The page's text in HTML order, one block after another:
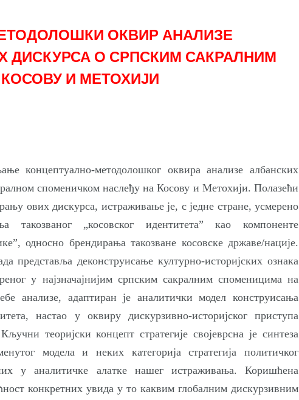
ОКВИР АНАЛИЗЕ
ДИСКУРСА О СРПСКИМ САКРАЛНИМ
И МЕТОХИЈИ
концептуално-методолошког оквира анализе албанских
споменичком наслеђу на Косову и Метохији. Полазећи
ових дискурса, истраживање је, с једне стране, усмерено
такозваног „косовског идентитета” као компоненте
односно брендирања такозване косовске државе/нације.
представља деконструисање културно-историјских ознака
у најзначајнијим српским сакралним споменицима на
анализе, адаптиран је аналитички модел конструисања
настао у оквиру дискурзивно-историјског приступа
теоријски концепт стратегије својеврсна је синтеза
модела и неких категорија стратегија политичког
у аналитичке алатке нашег истраживања. Коришћена
конкретних увида у то каквим глобалним дискурзивним